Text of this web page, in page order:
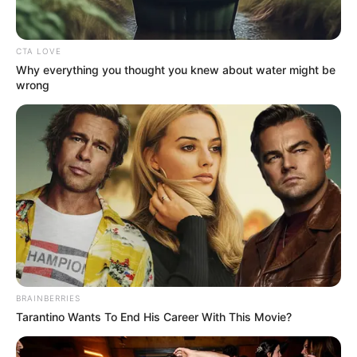
miközben az ország politikailag új korszakba lépett,
a volt kormányfő ott jelent meg, ahol a saját
világának egyik legfontosabb jelképe áll.
A Puskás Akadémia jövője már nem tűnik olyan
biztosnak
A PAFC számára a hatodik hely nem tragédia, de a
klub jövője körül most több a kérdőjel, mint
korábban. A csapat nem indulhat nemzetközi
kupában, így eleshet olyan bevételektől is, amelyek
korábban fontosak lehettek. Emellett egyre többen
beszélnek arról, hogy az új politikai környezetben a
klubnak szerényebb büdzsével kell számolnia.
A Puskás Akadémia az elmúlt években a magyar
CTA LOVE
Why everything you thought you knew about water might be
wrong
BRAINBERRIES
Tarantino Wants To End His Career With This Movie?